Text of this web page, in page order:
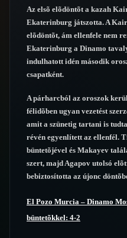
Az elsõ elõdöntõt a kazah
Ekaterinburg játszotta. A
elõdöntõt, ám ellenfele nem
Ekaterinburg a Dinamo
indulhatott idén második
csapatként.
A párharcból az oroszok
félidõben ugyan vezetést
amit a szünetig tartani is
révén egyenlített az ellenfél.
büntetõjével és Makayev
szert, majd Agapov utolsó
bebiztosította az újonc
El Pozo Murcia – Dinamo
büntetõkkel: 4-2